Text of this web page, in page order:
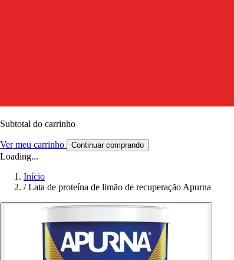
Subtotal do carrinho
Ver meu carrinho Continuar comprando
Loading...
Início
/ Lata de proteína de limão de recuperação Apurna